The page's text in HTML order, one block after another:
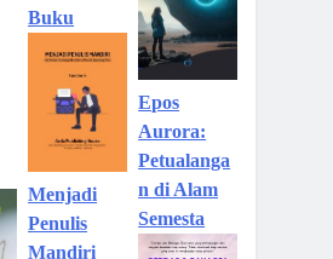
Buku
Menjadi
Penulis
Mandiri
Epos
Aurora:
Petualanga
n di Alam
Semesta